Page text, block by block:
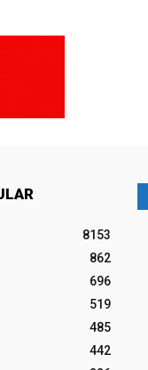
8153
862
696
519
485
442